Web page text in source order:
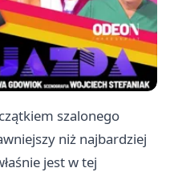
szalonego
niż najbardziej
jest w tej